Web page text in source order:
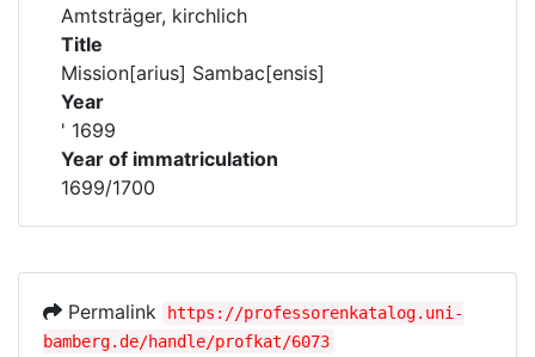
Amtsträger, kirchlich
Title
Mission[arius] Sambac[ensis]
Year
' 1699
Year of immatriculation
1699/1700
Permalink
https://professorenkatalog.uni-
bamberg.de/handle/profkat/6073